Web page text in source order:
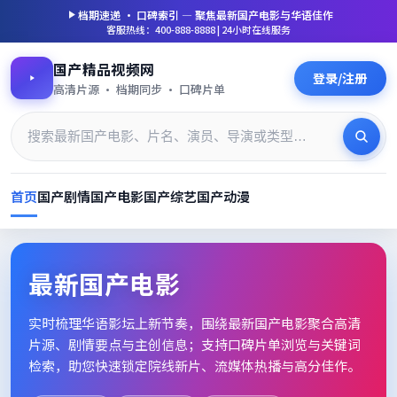
档期速递 · 口碑索引 — 聚焦最新国产电影与华语佳作
客服热线：400-888-8888 | 24小时在线服务
国产精品视频网
高清片源 · 档期同步 · 口碑片单
登录/注册
首页国产剧情国产电影国产综艺国产动漫
最新国产电影_高清片单档期
最新国产电影
实时梳理华语影坛上新节奏，围绕最新国产电影聚合高清
片源、剧情要点与主创信息；支持口碑片单浏览与关键词
检索，助您快速锁定院线新片、流媒体热播与高分佳作。